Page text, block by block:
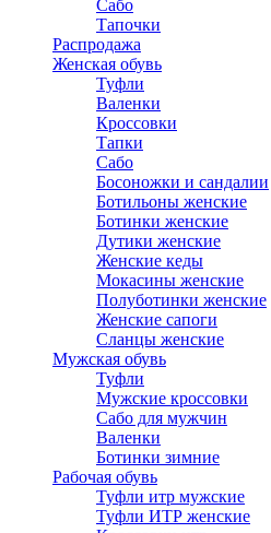
Сабо
Тапочки
Распродажа
Женская обувь
Туфли
Валенки
Кроссовки
Тапки
Сабо
Босоножки и сандалии
Ботильоны женские
Ботинки женские
Дутики женские
Женские кеды
Мокасины женские
Полуботинки женские
Женские сапоги
Сланцы женские
Мужская обувь
Туфли
Мужские кроссовки
Сабо для мужчин
Валенки
Ботинки зимние
Рабочая обувь
Туфли итр мужские
Туфли ИТР женские